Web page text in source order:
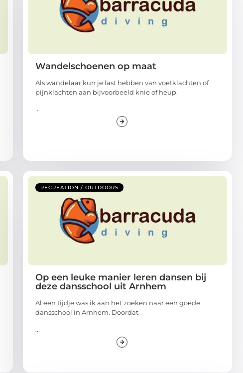
Wandelschoenen op maat
Als wandelaar kun je last hebben van voetklachten of
pijnklachten aan bijvoorbeeld knie of heup.
...
RECREATION / OUTDOORS
Op een leuke manier leren dansen bij
deze dansschool uit Arnhem
Al een tijdje was ik aan het zoeken naar een goede
dansschool in Arnhem. Doordat
...